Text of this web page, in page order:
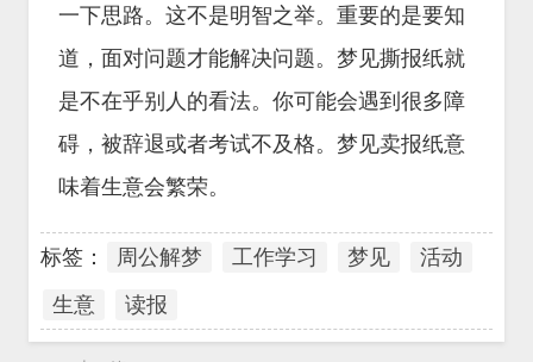
一下思路。这不是明智之举。重要的是要知
道，面对问题才能解决问题。梦见撕报纸就
是不在乎别人的看法。你可能会遇到很多障
碍，被辞退或者考试不及格。梦见卖报纸意
味着生意会繁荣。
标签： 周公解梦 工作学习 梦见
活动
生意
读报